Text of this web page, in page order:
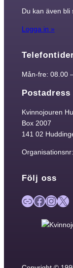
Du kan även bli
Logga in »
Mån-fre: 08.00
Postadress
Kvinnojouren
Box 2007
141 02
Följ oss
Länk Facebook InstagramX